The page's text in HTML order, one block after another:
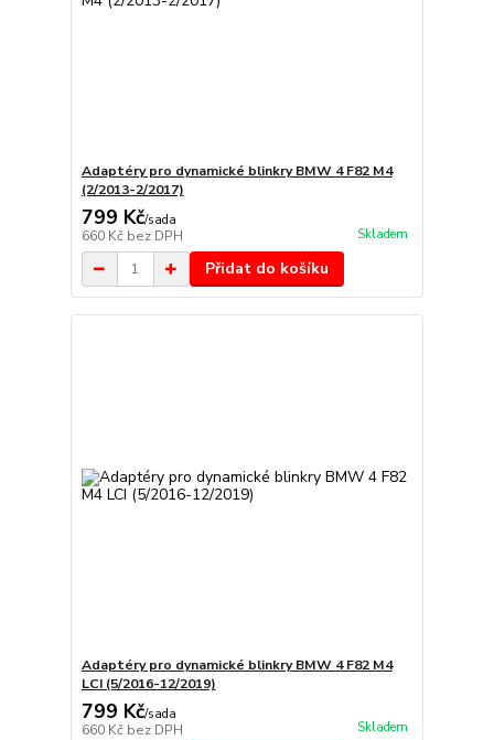
Adaptéry pro dynamické blinkry BMW 4 F82 M4
(2/2013-2/2017)
799 Kč/sada
660 Kč bez DPH Skladem
Přidat do košíku
Adaptéry pro dynamické blinkry BMW 4 F82 M4
LCI (5/2016-12/2019)
799 Kč/sada
660 Kč bez DPH Skladem